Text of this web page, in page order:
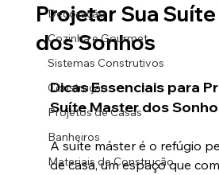
Decoração
Cozinha e Gourmet
Sistemas Construtivos
Construção
Projetos de Casas
Banheiros
Materiais de Construção
Projetar Sua
dos Sonhos
Dicas Essenciais para
Suíte Master dos
A suíte máster é o refúgio
de casa, um espaço que